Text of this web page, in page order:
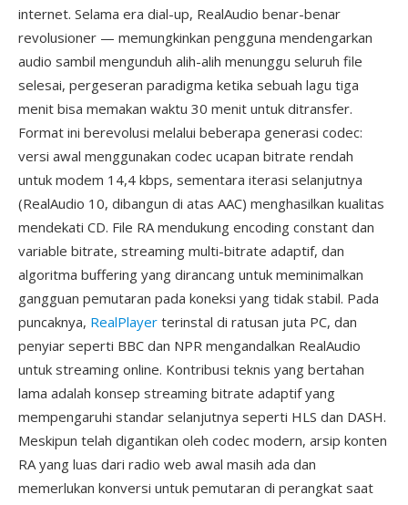
internet. Selama era dial-up, RealAudio benar-benar
revolusioner — memungkinkan pengguna mendengarkan
audio sambil mengunduh alih-alih menunggu seluruh file
selesai, pergeseran paradigma ketika sebuah lagu tiga
menit bisa memakan waktu 30 menit untuk ditransfer.
Format ini berevolusi melalui beberapa generasi codec:
versi awal menggunakan codec ucapan bitrate rendah
untuk modem 14,4 kbps, sementara iterasi selanjutnya
(RealAudio 10, dibangun di atas AAC) menghasilkan kualitas
mendekati CD. File RA mendukung encoding constant dan
variable bitrate, streaming multi-bitrate adaptif, dan
algoritma buffering yang dirancang untuk meminimalkan
gangguan pemutaran pada koneksi yang tidak stabil. Pada
puncaknya, RealPlayer terinstal di ratusan juta PC, dan
penyiar seperti BBC dan NPR mengandalkan RealAudio
untuk streaming online. Kontribusi teknis yang bertahan
lama adalah konsep streaming bitrate adaptif yang
mempengaruhi standar selanjutnya seperti HLS dan DASH.
Meskipun telah digantikan oleh codec modern, arsip konten
RA yang luas dari radio web awal masih ada dan
memerlukan konversi untuk pemutaran di perangkat saat